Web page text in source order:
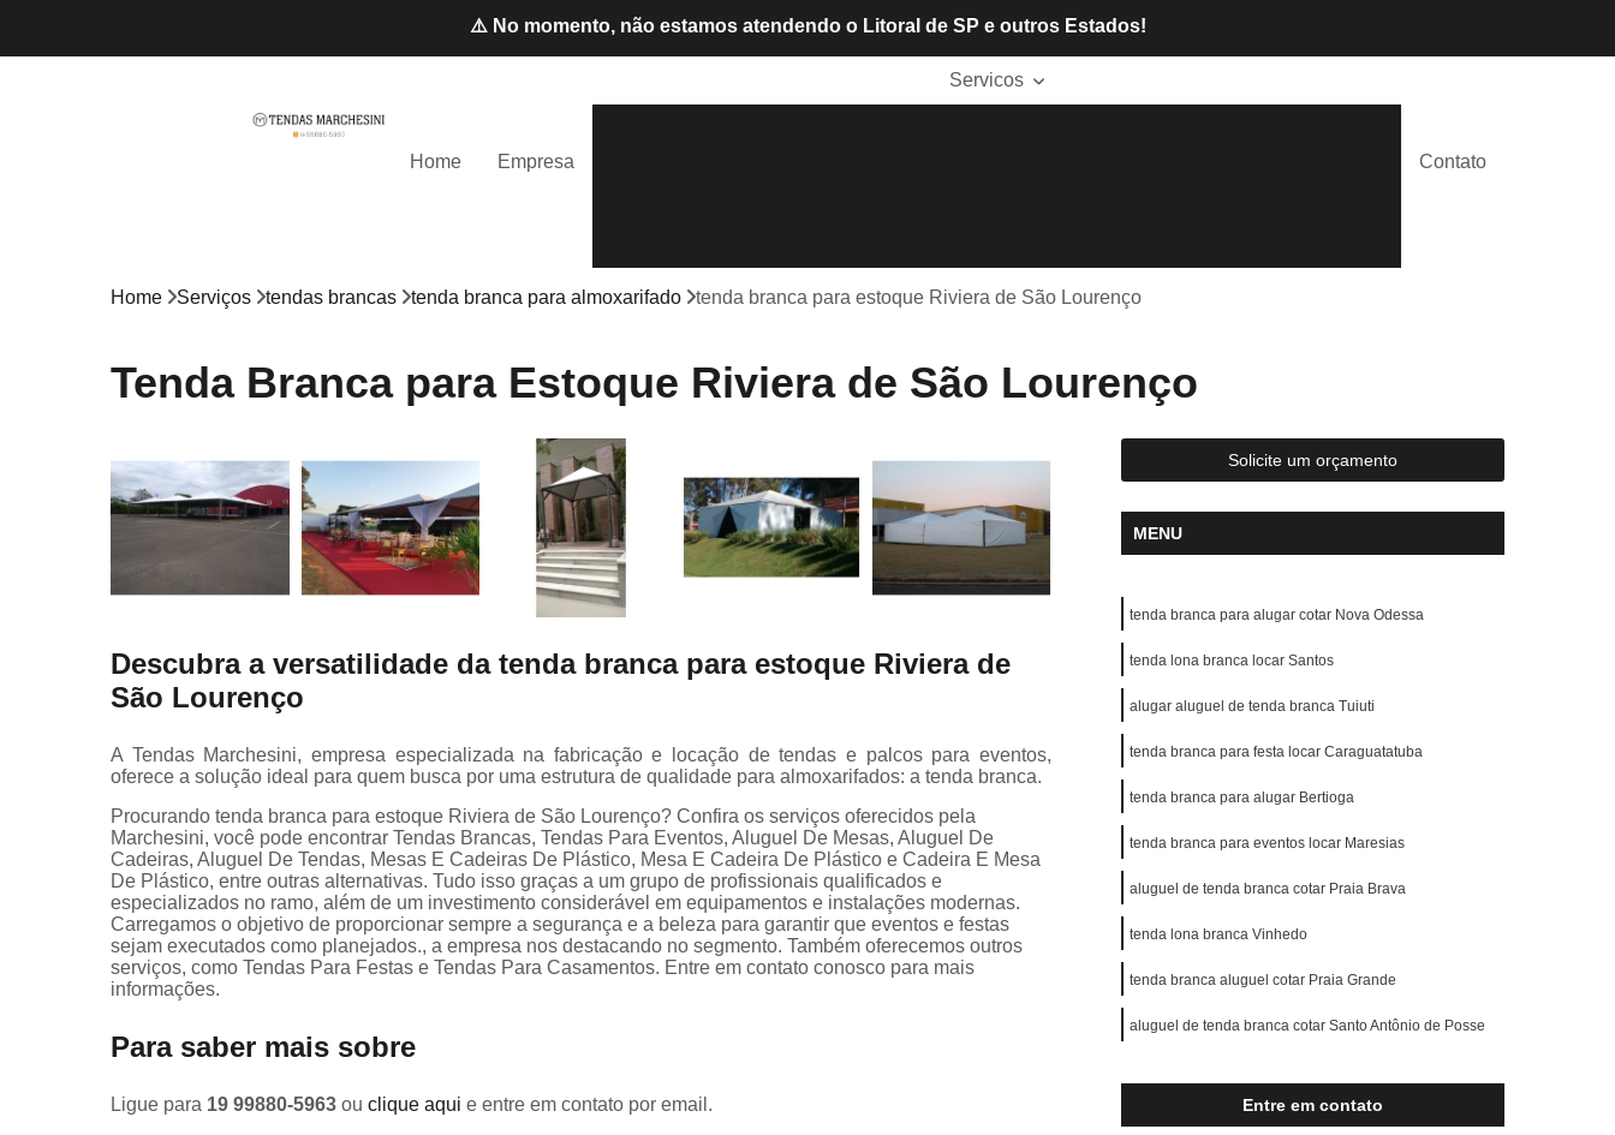
⚠️ No momento, não estamos atendendo o Litoral de SP e outros Estados!
Home Empresa
Servicos
Contato
Home Serviços tendas brancas tenda branca para almoxarifado tenda branca para estoque Riviera de São Lourenço
Tenda Branca para Estoque Riviera de São Lourenço
Descubra a versatilidade da tenda branca para estoque Riviera de
São Lourenço
A Tendas Marchesini, empresa especializada na fabricação e locação de tendas e palcos para eventos,
oferece a solução ideal para quem busca por uma estrutura de qualidade para almoxarifados: a tenda branca.
Procurando tenda branca para estoque Riviera de São Lourenço? Confira os serviços oferecidos pela
Marchesini, você pode encontrar Tendas Brancas, Tendas Para Eventos, Aluguel De Mesas, Aluguel De
Cadeiras, Aluguel De Tendas, Mesas E Cadeiras De Plástico, Mesa E Cadeira De Plástico e Cadeira E Mesa
De Plástico, entre outras alternativas. Tudo isso graças a um grupo de profissionais qualificados e
especializados no ramo, além de um investimento considerável em equipamentos e instalações modernas.
Carregamos o objetivo de proporcionar sempre a segurança e a beleza para garantir que eventos e festas
sejam executados como planejados., a empresa nos destacando no segmento. Também oferecemos outros
serviços, como Tendas Para Festas e Tendas Para Casamentos. Entre em contato conosco para mais
informações.
Para saber mais sobre
Ligue para 19 99880-5963 ou clique aqui e entre em contato por email.
Solicite um orçamento
MENU
tenda branca para alugar cotar Nova Odessa
tenda lona branca locar Santos
alugar aluguel de tenda branca Tuiuti
tenda branca para festa locar Caraguatatuba
tenda branca para alugar Bertioga
tenda branca para eventos locar Maresias
aluguel de tenda branca cotar Praia Brava
tenda lona branca Vinhedo
tenda branca aluguel cotar Praia Grande
aluguel de tenda branca cotar Santo Antônio de Posse
Entre em contato